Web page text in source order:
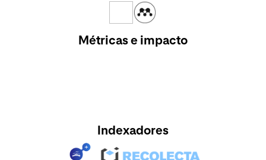
Métricas e impacto
Indexadores